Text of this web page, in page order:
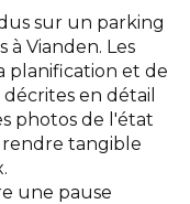
sur un parking
à Vianden. Les
planification et de
en détail
photos de l'état
rendre tangible
une pause